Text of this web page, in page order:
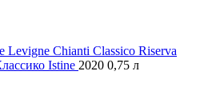
Chianti Classico Riserva
Istine 2020 0,75 л